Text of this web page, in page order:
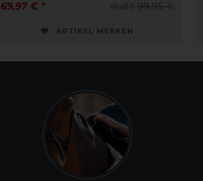
statt 99,95 €
69,97 € *
ARTIKEL MERKEN